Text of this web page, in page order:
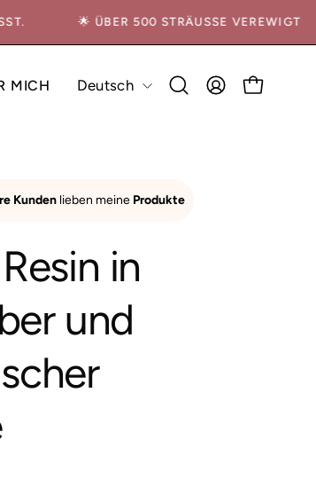
🌟 ÜBER 500 STRÄUSSE VEREWIGT
MICH FAQ
Sprache
Deutsch
Suchleiste
MEIN
Kunden lieben meine Produkte
in
und